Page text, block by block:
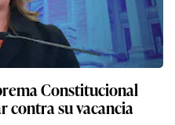
Constitucional
contra su vacancia